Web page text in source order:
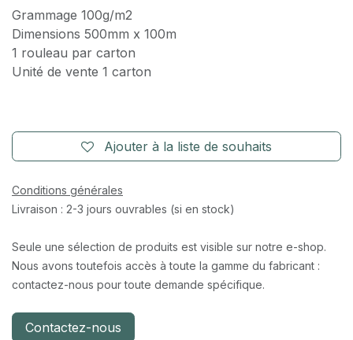
Grammage 100g/m2
Dimensions 500mm x 100m
1 rouleau par carton
Unité de vente 1 carton
Ajouter à la liste de souhaits
Conditions générales
Livraison : 2-3 jours ouvrables (si en stock)
Seule une sélection de produits est visible sur notre e-shop.
Nous avons toutefois accès à toute la gamme du fabricant :
contactez-nous pour toute demande spécifique.
Contactez-nous